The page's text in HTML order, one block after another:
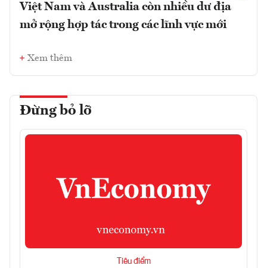
Việt Nam và Australia còn nhiều dư địa
mở rộng hợp tác trong các lĩnh vực mới
Xem thêm
Đừng bỏ lỡ
Tiêu điểm